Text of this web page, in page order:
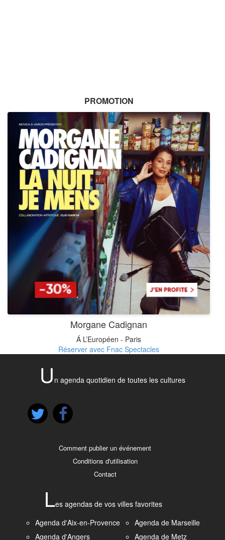
PROMOTION
Morgane Cadignan
Á L’Européen - Paris
Réserver avec Fnac Spectacles
U n agenda quotidien de toutes les cultures
Comment publier un événement
Conditions d'utilisation
Contact
Les agendas de vos villes favorites
Agenda d'Aix-en-Provence
Agenda d'Angers
Agenda de Marseille
Agenda de Metz